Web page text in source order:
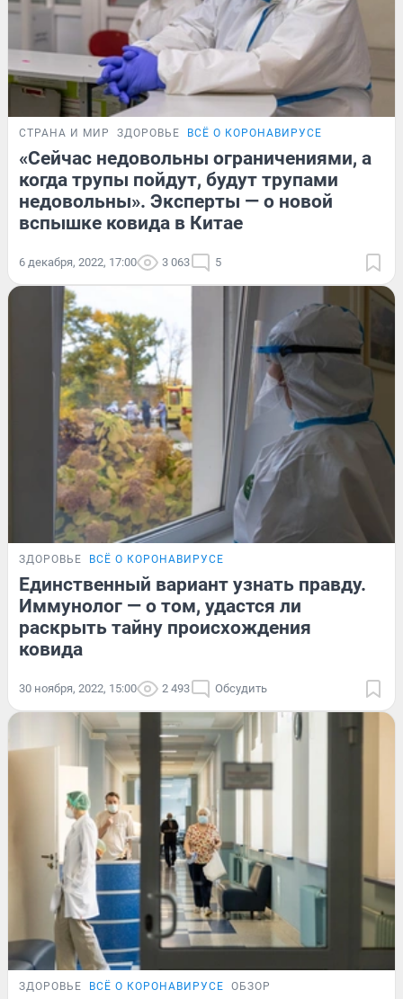
СТРАНА И МИР ЗДОРОВЬЕ ВСЁ О КОРОНАВИРУСЕ
«Сейчас недовольны ограничениями, а
когда трупы пойдут, будут трупами
недовольны». Эксперты — о новой
вспышке ковида в Китае
6 декабря, 2022, 17:00 3 063 5
ЗДОРОВЬЕ ВСЁ О КОРОНАВИРУСЕ
Единственный вариант узнать правду.
Иммунолог — о том, удастся ли
раскрыть тайну происхождения
ковида
30 ноября, 2022, 15:00 2 493 Обсудить
ЗДОРОВЬЕ ВСЁ О КОРОНАВИРУСЕ ОБЗОР